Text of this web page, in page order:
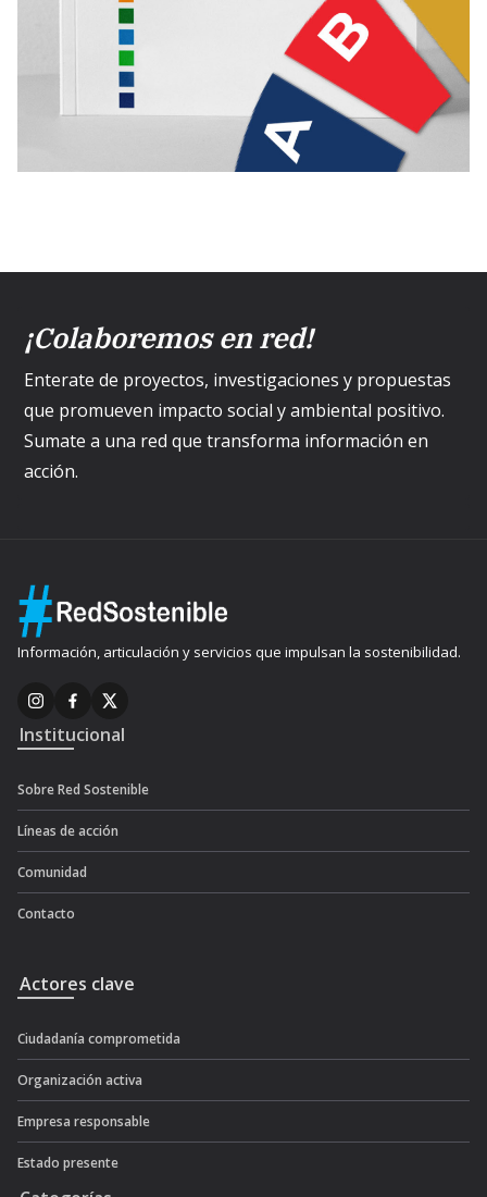
¡Colaboremos en red!
Enterate de proyectos, investigaciones y propuestas
que promueven impacto social y ambiental positivo.
Sumate a una red que transforma información en
acción.
Información, articulación y servicios que impulsan la sostenibilidad.
Institucional
Sobre Red Sostenible
Líneas de acción
Comunidad
Contacto
Actores clave
Ciudadanía comprometida
Organización activa
Empresa responsable
Estado presente